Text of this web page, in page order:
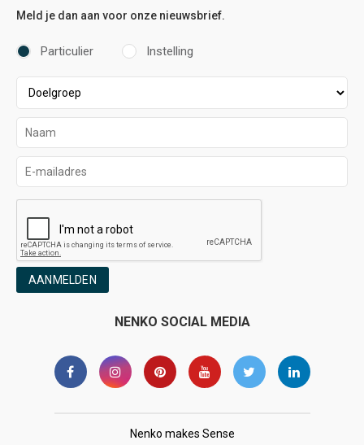
Meld je dan aan voor onze nieuwsbrief.
Particulier Instelling
AANMELDEN
NENKO SOCIAL MEDIA
Nenko makes Sense